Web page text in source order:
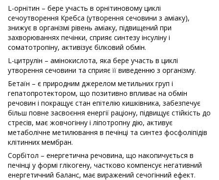
L-oрнiтин – бере участь в орнiтиновому циклi
сечоутворення Кребса (утворення сечовини з амiаку),
знижує в органiзмi рiвень амiаку, пiдвищений при
захворюваннях печiнки, сприяє синтезу iнсулiну i
соматотропiну, активiзує бiлковий обмiн.
L-цитрулін – амінокислота, яка бере участь в циклі
утворення сечовини та сприяє її виведенню з організму.
Бетаїн – є природним джерелом метильних груп і
гепатопротектором, що позитивно впливає на обмiн
речовин i покращує стан епiтелiю кишківника, забезпечує
бiльш повне засвоєння енергiї рацiону, пiдвищує стiйкiсть до
стресiв, має жовчогiнну i лiпотропну дiю, активує
метаболiчне метилювання в печiнцi та синтез фосфолiпiдiв
клiтинних мембран.
Сорбітол – енергетична речовина, що накопичується в
печінці у формі глікогену, частково компенсує негативний
енергетичний баланс, має виражений сечогінний ефект.